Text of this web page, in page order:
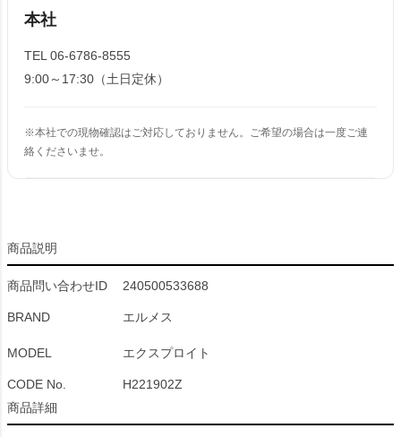
本社
TEL 06-6786-8555
9:00～17:30（土日定休）
※本社での現物確認はご対応しておりません。ご希望の場合は一度ご連
絡くださいませ。
商品説明
商品問い合わせID 240500533688
BRAND エルメス
MODEL エクスプロイト
CODE No.
H221902Z
商品詳細